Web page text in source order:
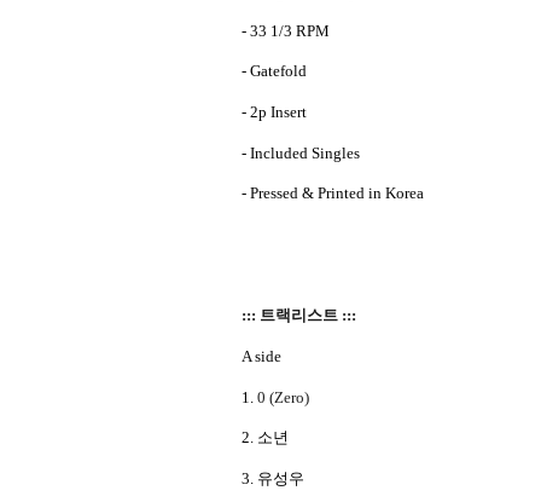
- 33 1/3 RPM
- Gatefold
- 2p Insert
- Included Singles
- Pressed & Printed in Korea
::: 트랙리스트 :::
A side
1. 0 (Zero)
2. 소년
3. 유성우